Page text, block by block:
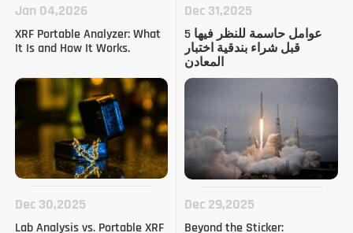
Jan 04,2026
XRF Portable Analyzer: What
It Is and How It Works.
Dec 31,2025
5 عوامل حاسمة للنظر فيها
قبل شراء بندقية اختبار
المعادن
Dec 30,2025
Lab Analysis vs. Portable XRF
Dec 29,2025
Beyond the Sticker: